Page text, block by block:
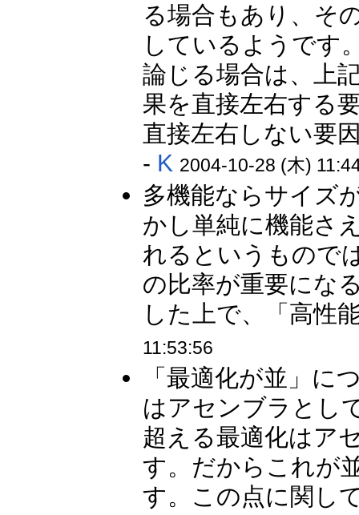
る場合もあり、そ
しているようです
論じる場合は、上
果を直接左右する
直接左右しない要
- K 2004-10-28 (木)
多機能ならサイズ
かし単純に機能さ
れるというもので
の比率が重要にな
した上で、「高性
11:53:56
「最適化が並」に
はアセンブラとし
超える最適化はア
す。だからこれが
す。この点に関し